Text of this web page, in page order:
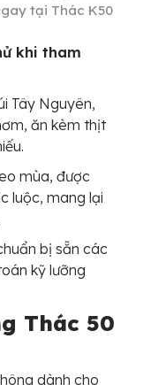
tại Thác K50
khi tham
Tây Nguyên,
ăn kèm thịt
mùa, được
luộc, mang lại
bị sẵn các
kỹ lưỡng
Thác 50
dành cho